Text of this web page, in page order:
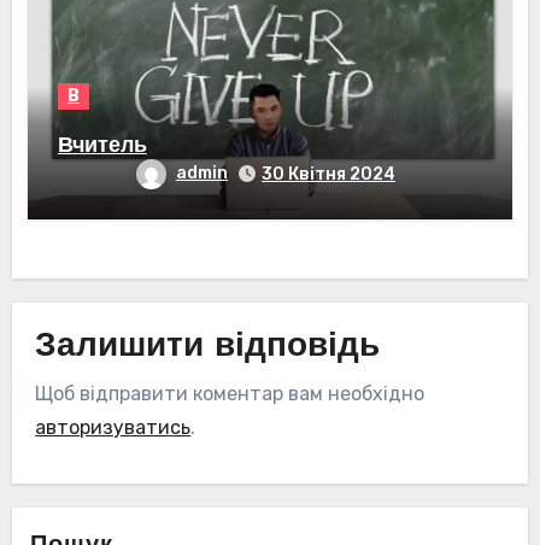
В
Вчитель
admin 30 Квітня 2024
Залишити відповідь
Щоб відправити коментар вам необхідно
авторизуватись.